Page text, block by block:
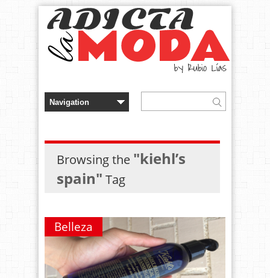
Browsing the "kiehl’s
spain" Tag
Belleza